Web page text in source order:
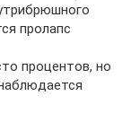
пролапс
процентов, но